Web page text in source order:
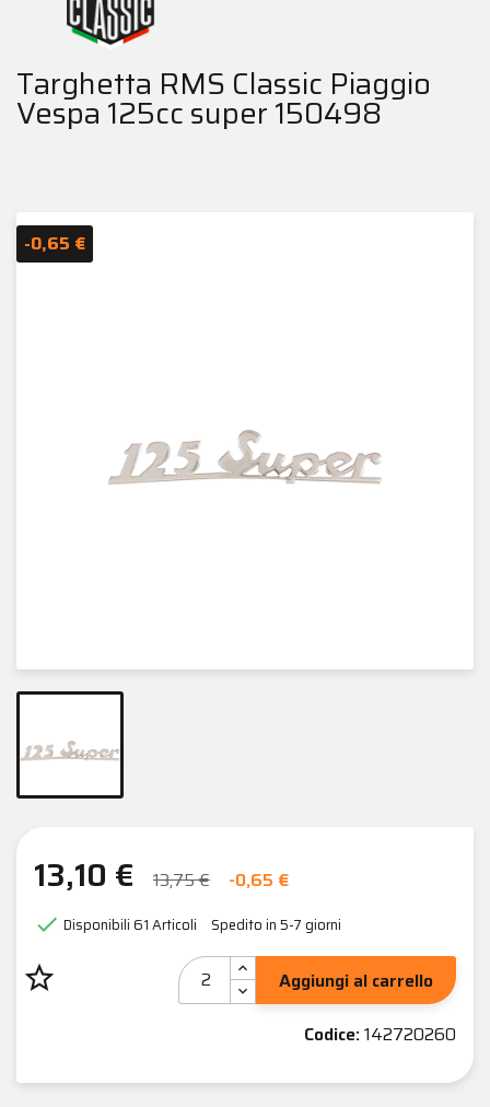
Targhetta RMS Classic Piaggio
Vespa 125cc super 150498
-0,65 €
13,10 € 13,75 € -0,65 €
 Disponibili61 Articoli Spedito in 5-7 giorni
star_border
Aggiungi al carrello
Codice:142720260